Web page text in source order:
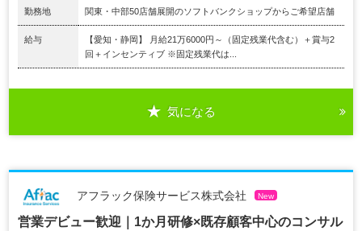
勤務地 関東・中部50店舗展開のソフトバンクショップからご希望店舗
給与
【愛知・静岡】 月給21万6000円～（固定残業代含む）＋賞与2
回＋インセンティブ ※固定残業代は...
気になる
アフラック保険サービス株式会社 New
営業デビュー歓迎｜1か月研修×既存顧客中心のコンサル